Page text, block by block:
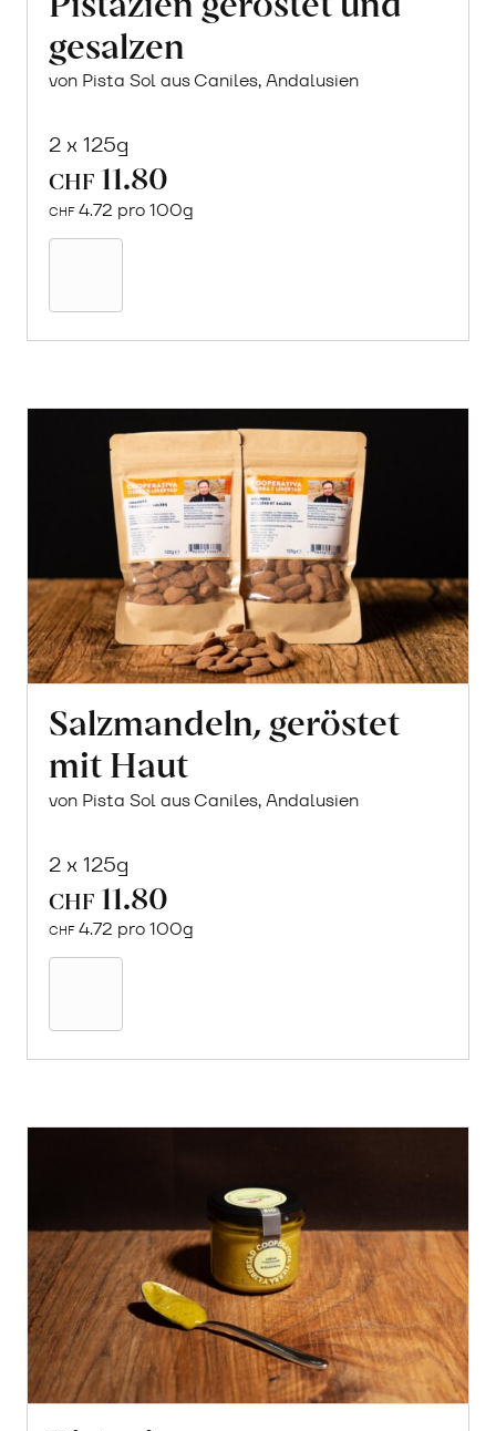
gesalzen
von Pista Sol aus Caniles, Andalusien
2 x 125g
CHF 11.80
CHF 4.72 pro 100g
Salzmandeln, geröstet
mit Haut
von Pista Sol aus Caniles, Andalusien
2 x 125g
CHF 11.80
CHF 4.72 pro 100g